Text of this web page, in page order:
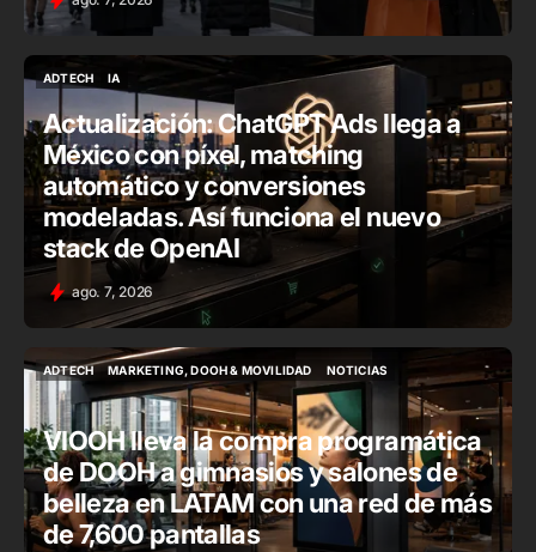
ADTECH
IA
Actualización: ChatGPT Ads llega a
México con píxel, matching
automático y conversiones
modeladas. Así funciona el nuevo
stack de OpenAI
ago. 7, 2026
ADTECH
ADTECH
MARKETING, DOOH & MOVILIDAD
MARKETING, DOOH & MOVILIDAD
NOTICIAS
NOTICIAS
VIOOH lleva la compra programática
de DOOH a gimnasios y salones de
belleza en LATAM con una red de más
de 7,600 pantallas